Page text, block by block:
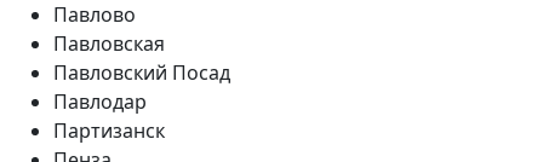
Павлово
Павловская
Павловский Посад
Павлодар
Партизанск